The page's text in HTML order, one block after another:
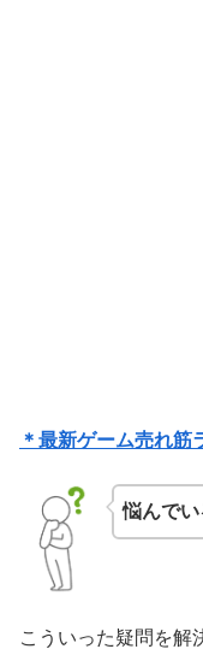
＊最新ゲーム売れ筋
悩んでい
こういった疑問を解